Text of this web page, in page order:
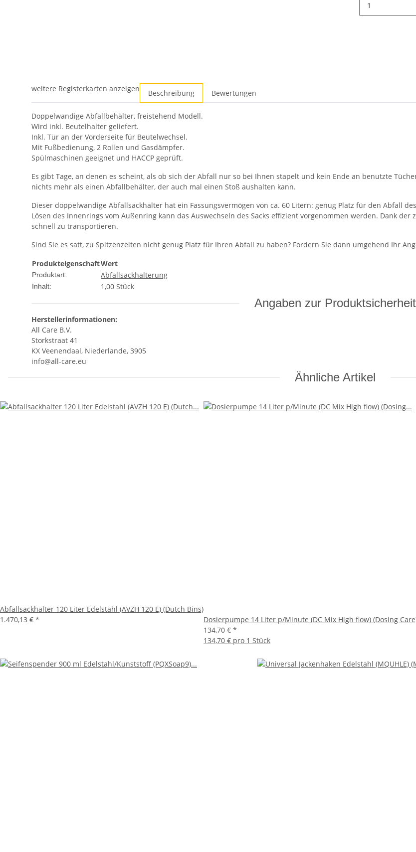
weitere Registerkarten anzeigen Beschreibung Bewertungen
Doppelwandige Abfallbehälter, freistehend Modell.
Wird inkl. Beutelhalter geliefert.
Inkl. Tür an der Vorderseite für Beutelwechsel.
Mit Fußbedienung, 2 Rollen und Gasdämpfer.
Spülmaschinen geeignet und HACCP geprüft.
Es gibt Tage, an denen es scheint, als ob sich der Abfall nur so bei Ihnen stapelt und kein Ende an benutzte
nichts mehr als einen Abfallbehälter, der auch mal einen Stoß aushalten kann.
Dieser doppelwandige Abfallsackhalter hat ein Fassungsvermögen von ca. 60 Litern: genug Platz für den Abfall
Lösen des Innenrings vom Außenring kann das Auswechseln des Sacks effizient vorgenommen werden. Dank
schnell zu transportieren.
Sind Sie es satt, zu Spitzenzeiten nicht genug Platz für Ihren Abfall zu haben? Fordern Sie dann umgehend Ihr
ProdukteigenschaftWert
Produktart: Abfallsackhalterung
Inhalt: 1,00 Stück
Angaben zur Produktsicherheit
Herstellerinformationen:
All Care B.V.
Storkstraat 41
KX Veenendaal, Niederlande, 3905
info@all-care.eu
Ähnliche Artikel
Abfallsackhalter 120 Liter Edelstahl (AVZH 120 E) (Dutch Bins)
1.470,13 € *
Dosierpumpe 14 Liter p/Minute (DC Mix High flow) (Dosing
134,70 € *
134,70 € pro 1 Stück